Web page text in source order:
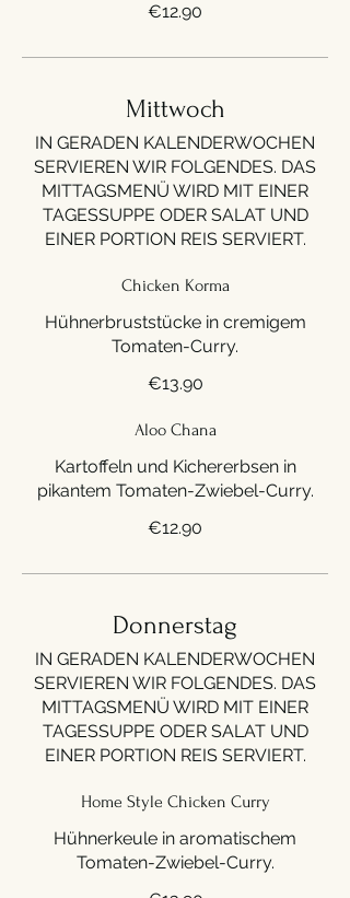
€12.90
Mittwoch
IN GERADEN KALENDERWOCHEN
SERVIEREN WIR FOLGENDES. DAS
MITTAGSMENÜ WIRD MIT EINER
TAGESSUPPE ODER SALAT UND
EINER PORTION REIS SERVIERT.
Chicken Korma
Hühnerbruststücke in cremigem
Tomaten-Curry.
€13.90
Aloo Chana
Kartoffeln und Kichererbsen in
pikantem Tomaten-Zwiebel-Curry.
€12.90
Donnerstag
IN GERADEN KALENDERWOCHEN
SERVIEREN WIR FOLGENDES. DAS
MITTAGSMENÜ WIRD MIT EINER
TAGESSUPPE ODER SALAT UND
EINER PORTION REIS SERVIERT.
Home Style Chicken Curry
Hühnerkeule in aromatischem
Tomaten-Zwiebel-Curry.